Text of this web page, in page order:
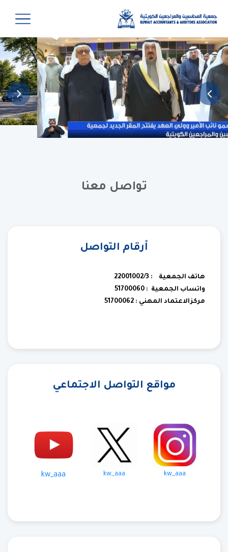
تواصل معنا
أرقام التواصل
هاتف الجمعية : 22001002/3
واتساب الجمعية : 51700060
مركزالاعتماد المهني : 51700062
مواقع التواصل الاجتماعي
kw_aaa
kw_aaa
kw_aaa